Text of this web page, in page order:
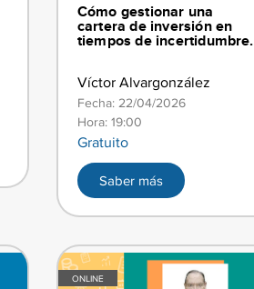
​​Cómo gestionar una
cartera de inversión en
tiempos de incertidumbre.
Víctor Alvargonzález
Fecha: 22/04/2026
Hora: 19:00
Gratuito
Saber más
ONLINE